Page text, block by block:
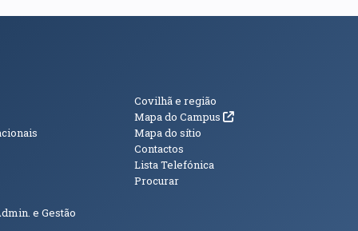
e Gestão
Informações
Covilhã e região
Mapa do Campus (abre em nova janela)
Mapa do sítio
Contactos
Lista Telefónica
Procurar